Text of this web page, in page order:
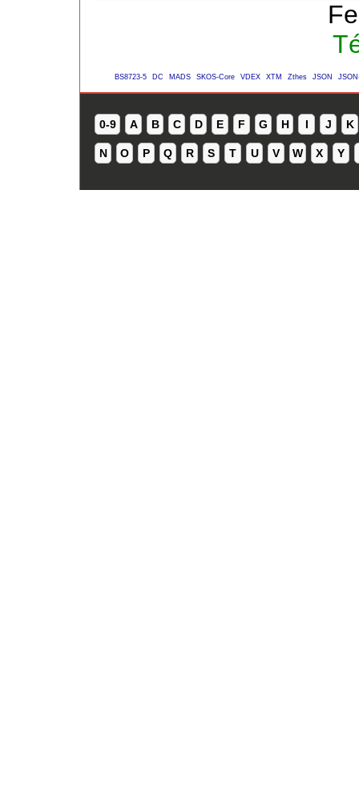
BS8723-5 DC MADS SKOS-Core VDEX XTM Zthes JSON
0-9 A B C D E F G H I J K
N O P Q R S T U V W X Y